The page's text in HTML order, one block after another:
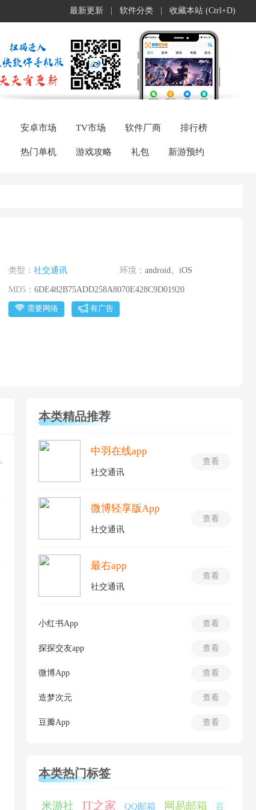
最新更新 软件分类 收藏本站 (Ctrl+D)
安卓市场 TV市场 软件厂商 排行榜
热门单机 游戏攻略 礼包 新游预约
类型： 社交通讯 环境： android、iOS
MD5： 6DE482B75ADD258A8070E428C9D01920
需要网络 有广告
本类精品推荐
查看
中羽在线app
社交通讯
查看
微博轻享版App
社交通讯
查看
最右app
社交通讯
查看
小红书App
查看
探探交友app
查看
微博App
查看
造梦次元
查看
豆瓣App
本类热门标签
米游社 IT之家 QQ邮箱 网易邮箱 百